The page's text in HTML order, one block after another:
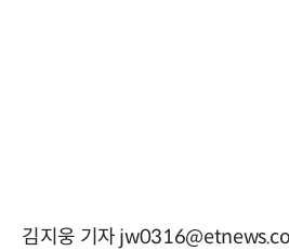
김지웅 기자